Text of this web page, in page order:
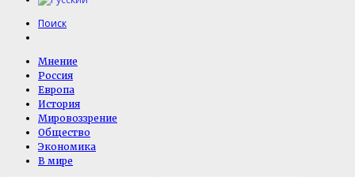
Поиск
Мнение
Россия
Европа
История
Мировоззрение
Общество
Экономика
В мире